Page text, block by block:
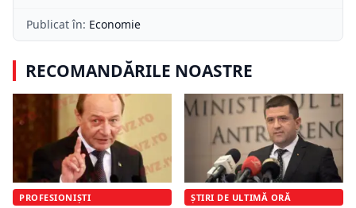
Publicat în: Economie
RECOMANDĂRILE NOASTRE
PROFESIONIȘTI ȘTIRI DE ULTIMĂ ORĂ